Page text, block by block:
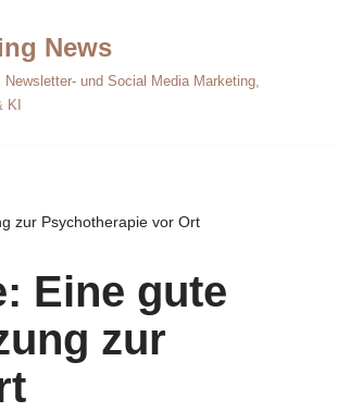
News
und Social Media Marketing,
KI
zur Psychotherapie vor Ort
Eine gute
zur